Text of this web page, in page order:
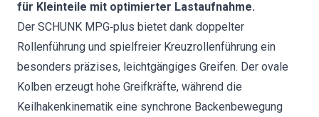
für Kleinteile mit optimierter Lastaufnahme.
Der SCHUNK MPG‑plus bietet dank doppelter
Rollenführung und spielfreier Kreuzrollenführung ein
besonders präzises, leichtgängiges Greifen. Der ovale
Kolben erzeugt hohe Greifkräfte, während die
Keilhakenkinematik eine synchrone Backenbewegung